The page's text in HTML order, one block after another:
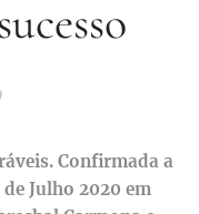
Confirmada a
de Julho 2020 em